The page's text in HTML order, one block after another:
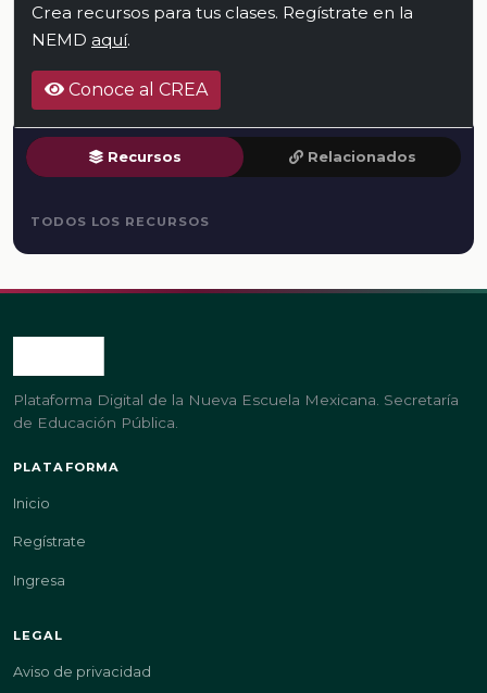
Crea recursos para tus clases. Regístrate en la
NEMD aquí.
Conoce al CREA
Recursos Relacionados
TODOS LOS RECURSOS
Plataforma Digital de la Nueva Escuela Mexicana. Secretaría
de Educación Pública.
PLATAFORMA
Inicio
Regístrate
Ingresa
LEGAL
Aviso de privacidad